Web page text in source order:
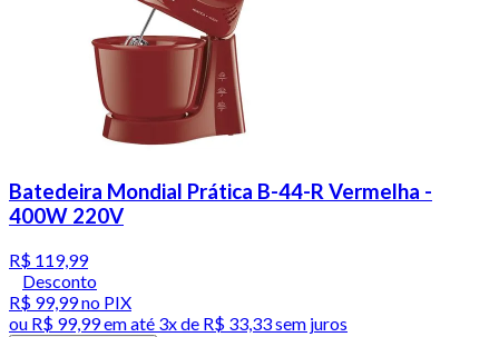
Batedeira Mondial Prática B-44-R Vermelha -
400W 220V
R$ 119,99
Desconto
R$ 99,99no PIX
ou R$ 99,99em até 3x de R$ 33,33 sem juros